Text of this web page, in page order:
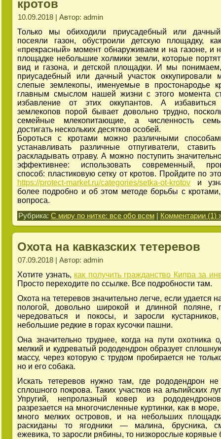
кротов
10.09.2018 | Автор: admin
Только мы обиходили приусадебный или дачный
посеяли газон, обустроили детскую площадку,
«прекрасный» момент обнаруживаем и на газоне, и
площадке небольшие холмики земли, которые
вид и газона, и детской площадки. И мы
приусадебный или дачный участок оккупировали
слепые землекопы, именуемые в простонародье
главным смыслом нашей жизни с этого момента
избавление от этих оккупантов. А
землекопов порой бывает довольно трудно,
семейные млекопитающие, а численность
достигать нескольких десятков особей.
Бороться с кротами можно различными
устанавливать различные отпугиватели,
раскладывать отраву. А можно поступить
эффективнее: использовать современный,
способ: пластиковую сетку от кротов. Пройдите по
https://protect-market.ru/categories/setka-ot-krotov и
более подробно и об этом методе борьбы с
вопроса.
Рубрика: С миру по нитке: все обо всем Комментарии (1)
Охота на кавказских тетеревов
07.09.2018 | Автор: admin
Хотите узнать, как получить гражданство Кипра за
Просто переходите по ссылке. Все подробности там.
Охота на тетеревов значительно легче, если удается
пологой, довольно широкой и длинной поляне,
чередоваться и покосы, и заросли
небольшие редкие в горах кусочки пашни.
Она значительно труднее, когда на пути охотника
мелкий и кудреватый рододендрон образует
массу, через которую с трудом пробирается не
но и его собака.
Искать тетеревов нужно там, где рододендрон не
сплошного покрова. Таких участков на альпийских
Упругий, непролазный ковер из
разрезается на многочисленные куртинки, как в море,
много мелких островов, и на небольших
раскиданы то ягодники — малина, брусника,
ежевика, то заросли рябины, то низкорослые корявые